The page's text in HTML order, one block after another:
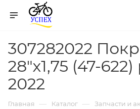
307282022
28"х1,75 (47-622)
2022
Главная — Каталог — Запчасти и